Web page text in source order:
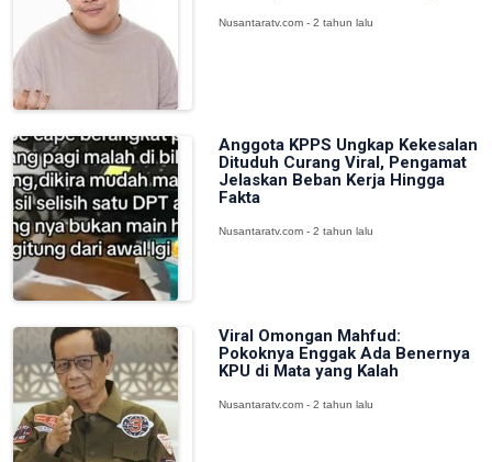
Nusantaratv.com - 2 tahun lalu
Anggota KPPS Ungkap Kekesalan
Dituduh Curang Viral, Pengamat
Jelaskan Beban Kerja Hingga
Fakta
Nusantaratv.com - 2 tahun lalu
Viral Omongan Mahfud:
Pokoknya Enggak Ada Benernya
KPU di Mata yang Kalah
Nusantaratv.com - 2 tahun lalu